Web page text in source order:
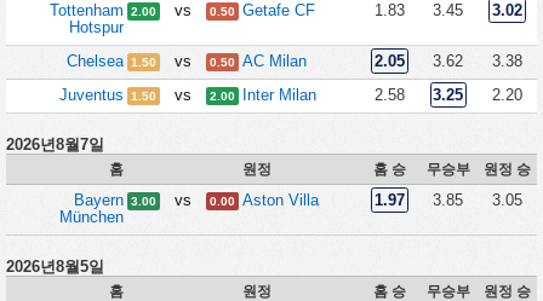
Tottenham
Hotspur
2.00 vs 0.50 Getafe CF 1.83 3.45 3.02
Chelsea 1.50 vs 0.50 AC Milan 2.05 3.62
3.38
Juventus
1.50 vs 2.00 Inter Milan 2.58 3.25 2.20
2026년8월7일
홈 원정 홈 승 무승부 원정 승
Bayern
München
3.00 vs 0.00 Aston Villa 1.97 3.85 3.05
2026년8월5일
홈 원정 홈 승 무승부 원정 승